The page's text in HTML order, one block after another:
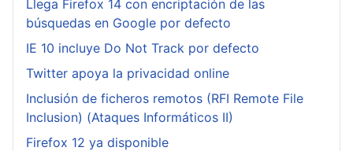
Llega Firefox 14 con encriptación de las
búsquedas en Google por defecto
IE 10 incluye Do Not Track por defecto
Twitter apoya la privacidad online
Inclusión de ficheros remotos (RFI Remote File
Inclusion) (Ataques Informáticos II)
Firefox 12 ya disponible